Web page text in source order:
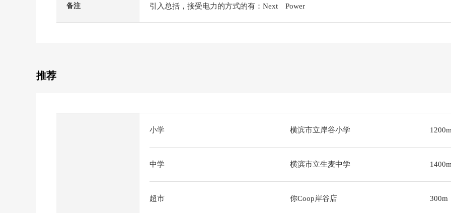
备注 引入总括，接受电力的方式的有：Next Power
推荐
小学 横滨市立岸谷小学
中学 横滨市立生麦中学
超市 你Coop岸谷店 300m